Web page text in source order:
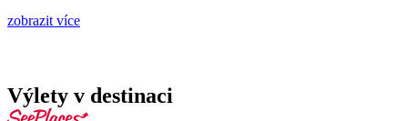
zobrazit více
Výlety v destinaci